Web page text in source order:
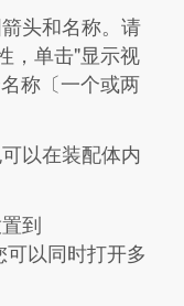
头和名称。请
，单击"显示视
称〔一个或两
以在装配体内
到
以同时打开多